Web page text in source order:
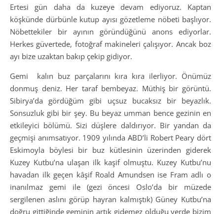
Ertesi gün daha da kuzeye devam ediyoruz. Kaptan
köşkünde dürbünle kutup ayısı gözetleme nöbeti başlıyor.
Nöbettekiler bir ayının göründüğünü anons ediyorlar.
Herkes güvertede, fotoğraf makineleri çalışıyor. Ancak boz
ayı bize uzaktan bakıp çekip gidiyor.
Gemi kalın buz parçalarını kıra kıra ilerliyor. Önümüz
donmuş deniz. Her taraf bembeyaz. Müthiş bir görüntü.
Sibirya’da gördüğüm gibi uçsuz bucaksız bir beyazlık.
Sonsuzluk gibi bir şey. Bu beyaz umman bence gezinin en
etkileyici bölümü. Sizi düşlere daldırıyor. Bir yandan da
geçmişi anımsatıyor. 1909 yılında ABD’li Robert Peary dört
Eskimoyla böylesi bir buz kütlesinin üzerinden giderek
Kuzey Kutbu’na ulaşan ilk kaşif olmuştu. Kuzey Kutbu’nu
havadan ilk geçen kâşif Roald Amundsen ise Fram adlı o
inanılmaz gemi ile (gezi öncesi Oslo’da bir müzede
sergilenen aslını görüp hayran kalmıştık) Güney Kutbu’na
doğru gittiğinde geminin artık gidemez olduğu yerde bizim